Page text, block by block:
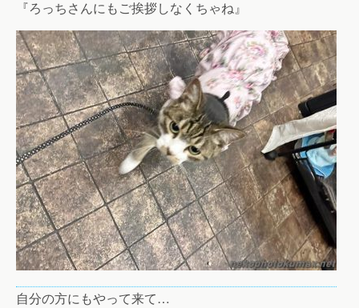
『ろっちさんにもご挨拶しなくちゃね』
自分の方にもやって来て…